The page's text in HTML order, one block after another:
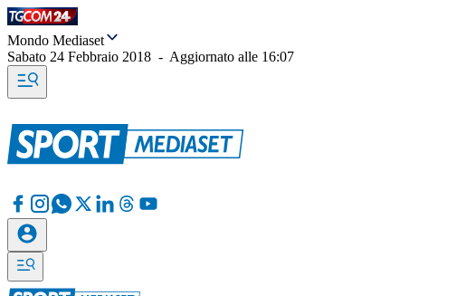
Mondo Mediaset
Sabato 24 Febbraio 2018 - Aggiornato alle 16:07